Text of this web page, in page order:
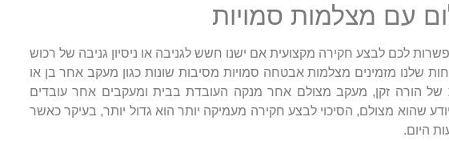
עם מצלמות סמויות
לכם לבצע חקירה מקצועית אם ישנו חשש לגניבה או ניסיון גניבה של רכוש
שלנו מזמינים מצלמות אבטחה סמויות מסיבות שונות כגון מעקב אחר בן או
הורה זקן, מעקב מצולם אחר מנקה העובדת בבית ומעקבים אחר עובדים
שהוא מצולם, הסיכוי לבצע חקירה מעמיקה יותר הוא גדול יותר, בעיקר כאשר
היום.